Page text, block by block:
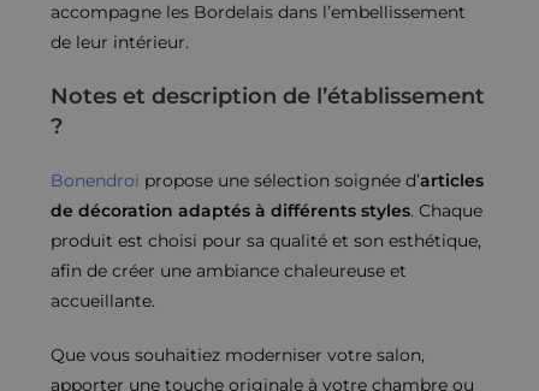
accompagne les Bordelais dans l’embellissement
de leur intérieur.
Notes et description de l’établissement
?
Bonendroi propose une sélection soignée d’articles
de décoration adaptés à différents styles. Chaque
produit est choisi pour sa qualité et son esthétique,
afin de créer une ambiance chaleureuse et
accueillante.
Que vous souhaitiez moderniser votre salon,
apporter une touche originale à votre chambre ou